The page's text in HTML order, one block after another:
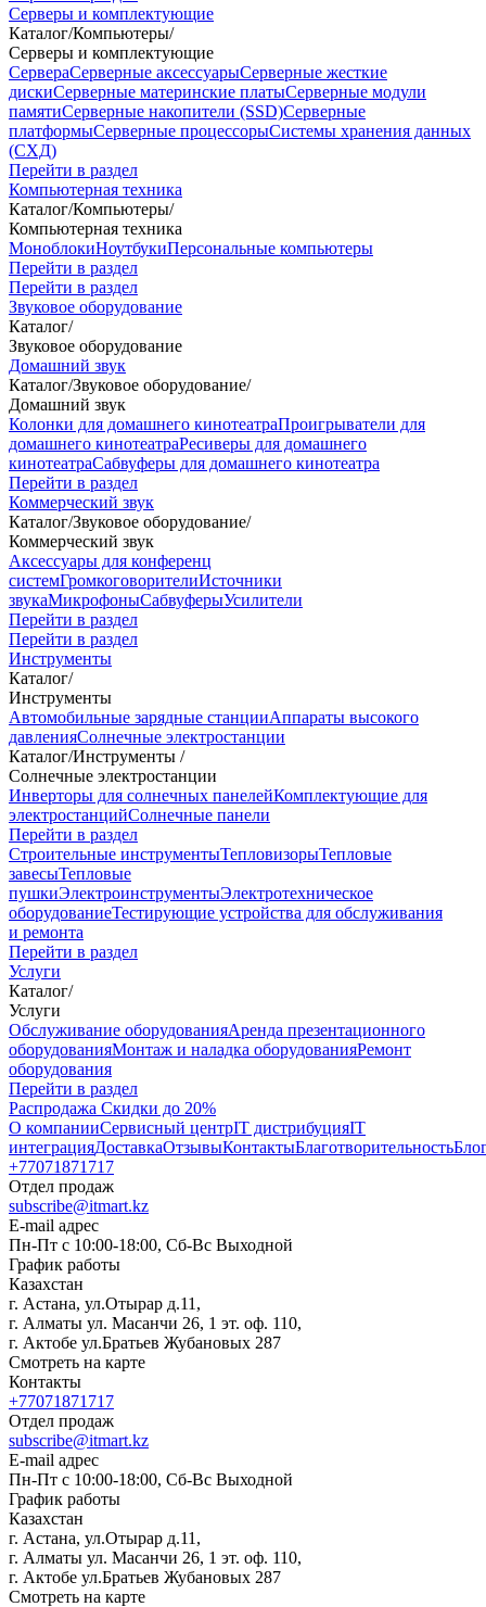
Серверы и комплектующие
Каталог/Компьютеры/
Серверы и комплектующие
СервераСерверные аксессуарыСерверные жесткие
дискиСерверные материнские платыСерверные модули
памятиСерверные накопители (SSD)Серверные
платформыСерверные процессорыСистемы хранения данных
(СХД)
Перейти в раздел
Компьютерная техника
Каталог/Компьютеры/
Компьютерная техника
МоноблокиНоутбукиПерсональные компьютеры
Перейти в раздел
Перейти в раздел
Звуковое оборудование
Каталог/
Звуковое оборудование
Домашний звук
Каталог/Звуковое оборудование/
Домашний звук
Колонки для домашнего кинотеатраПроигрыватели для
домашнего кинотеатраРесиверы для домашнего
кинотеатраСабвуферы для домашнего кинотеатра
Перейти в раздел
Коммерческий звук
Каталог/Звуковое оборудование/
Коммерческий звук
Аксессуары для конференц
системГромкоговорителиИсточники
звукаМикрофоныСабвуферыУсилители
Перейти в раздел
Перейти в раздел
Инструменты
Каталог/
Инструменты
Автомобильные зарядные станцииАппараты высокого
давленияСолнечные электростанции
Каталог/Инструменты /
Солнечные электростанции
Инверторы для солнечных панелейКомплектующие для
электростанцийСолнечные панели
Перейти в раздел
Строительные инструментыТепловизорыТепловые
завесыТепловые
пушкиЭлектроинструментыЭлектротехническое
оборудованиеТестирующие устройства для обслуживания
и ремонта
Перейти в раздел
Услуги
Каталог/
Услуги
Oбслуживание оборудованияАренда презентационного
оборудованияМонтаж и наладка оборудованияРемонт
оборудования
Перейти в раздел
Распродажа Скидки до 20%
О компанииСервисный центрIT дистрибуцияIT
интеграцияДоставкаОтзывыКонтактыБлаготворительность
+77071871717
Отдел продаж
subscribe@itmart.kz
E-mail адрес
Пн-Пт с 10:00-18:00, Сб-Вс Выходной
График работы
Казахстан
г. Астана, ул.Отырар д.11,
г. Алматы ул. Масанчи 26, 1 эт. оф. 110,
г. Актобе ул.Братьев Жубановых 287
Смотреть на карте
Контакты
+77071871717
Отдел продаж
subscribe@itmart.kz
E-mail адрес
Пн-Пт с 10:00-18:00, Сб-Вс Выходной
График работы
Казахстан
г. Астана, ул.Отырар д.11,
г. Алматы ул. Масанчи 26, 1 эт. оф. 110,
г. Актобе ул.Братьев Жубановых 287
Смотреть на карте